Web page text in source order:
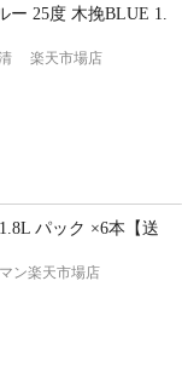
25度 木挽BLUE 1.
楽天市場店
パック ×6本【送
ン楽天市場店